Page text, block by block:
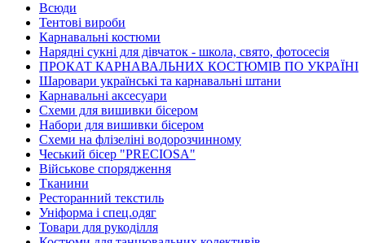
Всюди
Тентові вироби
Карнавальні костюми
Нарядні сукні для дівчаток - школа, свято, фотосесія
ПРОКАТ КАРНАВАЛЬНИХ КОСТЮМІВ ПО УКРАЇНІ
Шаровари українські та карнавальні штани
Карнавальні аксесуари
Схеми для вишивки бісером
Набори для вишивки бісером
Схеми на флізеліні водорозчинному
Чеський бісер "PRECIOSA"
Військове спорядження
Тканини
Ресторанний текстиль
Уніформа і спец.одяг
Товари для рукоділля